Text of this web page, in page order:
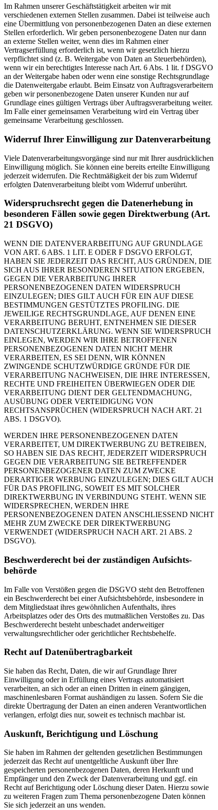
Im Rahmen unserer Geschäftstätigkeit arbeiten wir mit
verschiedenen externen Stellen zusammen. Dabei ist teilweise auch
eine Übermittlung von personenbezogenen Daten an diese externen
Stellen erforderlich. Wir geben personenbezogene Daten nur dann
an externe Stellen weiter, wenn dies im Rahmen einer
Vertragserfüllung erforderlich ist, wenn wir gesetzlich hierzu
verpflichtet sind (z. B. Weitergabe von Daten an Steuerbehörden),
wenn wir ein berechtigtes Interesse nach Art. 6 Abs. 1 lit. f DSGVO
an der Weitergabe haben oder wenn eine sonstige Rechtsgrundlage
die Datenweitergabe erlaubt. Beim Einsatz von Auftragsverarbeitern
geben wir personenbezogene Daten unserer Kunden nur auf
Grundlage eines gültigen Vertrags über Auftragsverarbeitung weiter.
Im Falle einer gemeinsamen Verarbeitung wird ein Vertrag über
gemeinsame Verarbeitung geschlossen.
Widerruf Ihrer Einwilligung zur Datenverarbeitung
Viele Datenverarbeitungsvorgänge sind nur mit Ihrer ausdrücklichen
Einwilligung möglich. Sie können eine bereits erteilte Einwilligung
jederzeit widerrufen. Die Rechtmäßigkeit der bis zum Widerruf
erfolgten Datenverarbeitung bleibt vom Widerruf unberührt.
Widerspruchsrecht gegen die Datenerhebung in
besonderen Fällen sowie gegen Direktwerbung (Art.
21 DSGVO)
WENN DIE DATENVERARBEITUNG AUF GRUNDLAGE
VON ART. 6 ABS. 1 LIT. E ODER F DSGVO ERFOLGT,
HABEN SIE JEDERZEIT DAS RECHT, AUS GRÜNDEN, DIE
SICH AUS IHRER BESONDEREN SITUATION ERGEBEN,
GEGEN DIE VERARBEITUNG IHRER
PERSONENBEZOGENEN DATEN WIDERSPRUCH
EINZULEGEN; DIES GILT AUCH FÜR EIN AUF DIESE
BESTIMMUNGEN GESTÜTZTES PROFILING. DIE
JEWEILIGE RECHTSGRUNDLAGE, AUF DENEN EINE
VERARBEITUNG BERUHT, ENTNEHMEN SIE DIESER
DATENSCHUTZERKLÄRUNG. WENN SIE WIDERSPRUCH
EINLEGEN, WERDEN WIR IHRE BETROFFENEN
PERSONENBEZOGENEN DATEN NICHT MEHR
VERARBEITEN, ES SEI DENN, WIR KÖNNEN
ZWINGENDE SCHUTZWÜRDIGE GRÜNDE FÜR DIE
VERARBEITUNG NACHWEISEN, DIE IHRE INTERESSEN,
RECHTE UND FREIHEITEN ÜBERWIEGEN ODER DIE
VERARBEITUNG DIENT DER GELTENDMACHUNG,
AUSÜBUNG ODER VERTEIDIGUNG VON
RECHTSANSPRÜCHEN (WIDERSPRUCH NACH ART. 21
ABS. 1 DSGVO).
WERDEN IHRE PERSONENBEZOGENEN DATEN
VERARBEITET, UM DIREKTWERBUNG ZU BETREIBEN,
SO HABEN SIE DAS RECHT, JEDERZEIT WIDERSPRUCH
GEGEN DIE VERARBEITUNG SIE BETREFFENDER
PERSONENBEZOGENER DATEN ZUM ZWECKE
DERARTIGER WERBUNG EINZULEGEN; DIES GILT AUCH
FÜR DAS PROFILING, SOWEIT ES MIT SOLCHER
DIREKTWERBUNG IN VERBINDUNG STEHT. WENN SIE
WIDERSPRECHEN, WERDEN IHRE
PERSONENBEZOGENEN DATEN ANSCHLIESSEND NICHT
MEHR ZUM ZWECKE DER DIREKTWERBUNG
VERWENDET (WIDERSPRUCH NACH ART. 21 ABS. 2
DSGVO).
Beschwerde­recht bei der zuständigen Aufsichts­
behörde
Im Falle von Verstößen gegen die DSGVO steht den Betroffenen
ein Beschwerderecht bei einer Aufsichtsbehörde, insbesondere in
dem Mitgliedstaat ihres gewöhnlichen Aufenthalts, ihres
Arbeitsplatzes oder des Orts des mutmaßlichen Verstoßes zu. Das
Beschwerderecht besteht unbeschadet anderweitiger
verwaltungsrechtlicher oder gerichtlicher Rechtsbehelfe.
Recht auf Daten­übertrag­barkeit
Sie haben das Recht, Daten, die wir auf Grundlage Ihrer
Einwilligung oder in Erfüllung eines Vertrags automatisiert
verarbeiten, an sich oder an einen Dritten in einem gängigen,
maschinenlesbaren Format aushändigen zu lassen. Sofern Sie die
direkte Übertragung der Daten an einen anderen Verantwortlichen
verlangen, erfolgt dies nur, soweit es technisch machbar ist.
Auskunft, Berichtigung und Löschung
Sie haben im Rahmen der geltenden gesetzlichen Bestimmungen
jederzeit das Recht auf unentgeltliche Auskunft über Ihre
gespeicherten personenbezogenen Daten, deren Herkunft und
Empfänger und den Zweck der Datenverarbeitung und ggf. ein
Recht auf Berichtigung oder Löschung dieser Daten. Hierzu sowie
zu weiteren Fragen zum Thema personenbezogene Daten können
Sie sich jederzeit an uns wenden.